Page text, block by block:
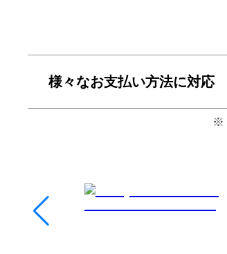
様々なお支払い方法に対応